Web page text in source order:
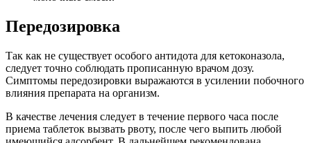
Передозировка
Так как не существует особого антидота для кетоконазола,
следует точно соблюдать прописанную врачом дозу.
Симптомы передозировки выражаются в усилении побочного
влияния препарата на организм.
В качестве лечения следует в течение первого часа после
приема таблеток вызвать рвоту, после чего выпить любой